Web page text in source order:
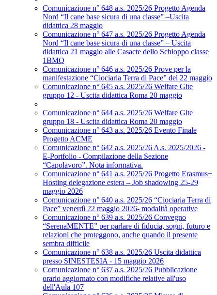
Comunicazione n° 648 a.s. 2025/26 Progetto Agenda
Nord “Il cane base sicura di una classe” –Uscita
didattica 28 maggio
Comunicazione n° 647 a.s. 2025/26 Progetto Agenda
Nord “Il cane base sicura di una classe” – Uscita
didattica 21 maggio alle Casacte dello Schioppo classe
1BMQ
Comunicazione n° 646 a.s. 2025/26 Prove per la
manifestazione “Ciociaria Terra di Pace” del 22 maggio
Comunicazione n° 645 a.s. 2025/26 Welfare Gite
gruppo 12 - Uscita didattica Roma 20 maggio
Comunicazione n° 644 a.s. 2025/26 Welfare Gite
gruppo 18 - Uscita didattica Roma 20 maggio
Comunicazione n° 643 a.s. 2025/26 Evento Finale
Progetto ACME
Comunicazione n° 642 a.s. 2025/26 A.s. 2025/2026 -
E-Portfolio - Compilazione della Sezione
“Capolavoro”. Nota informativa.
Comunicazione n° 641 a.s. 2025/26 Progetto Erasmus+
Hosting delegazione estera – Job shadowing 25-29
maggio 2026
Comunicazione n° 640 a.s. 2025/26 “Ciociaria Terra di
Pace” venerdì 22 maggio 2026- modalità operative
Comunicazione n° 639 a.s. 2025/26 Convegno
“SerenaMENTE” per parlare di fiducia, sogni, futuro e
relazioni che proteggono, anche quando il presente
sembra difficile
Comunicazione n° 638 a.s. 2025/26 Uscita didattica
presso SINESTESIA - 15 maggio 2026
Comunicazione n° 637 a.s. 2025/26 Pubblicazione
orario aggiornato con modifiche relative all'uso
dell'Aula 107